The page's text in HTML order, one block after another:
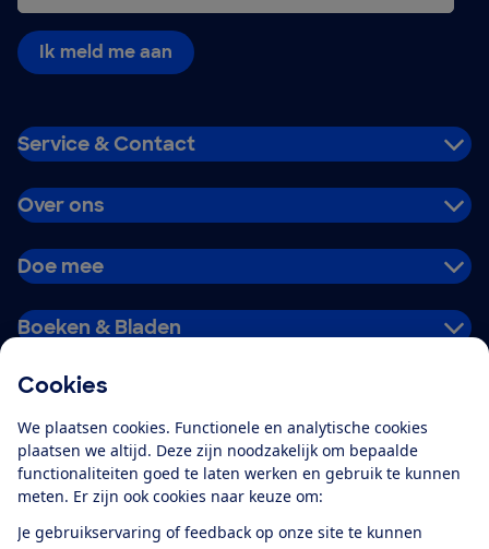
Cookies
We plaatsen cookies. Functionele en analytische cookies
plaatsen we altijd. Deze zijn noodzakelijk om bepaalde
functionaliteiten goed te laten werken en gebruik te kunnen
meten. Er zijn ook cookies naar keuze om:
Je gebruikservaring of feedback op onze site te kunnen
Ik meld me aan
Service & Contact
Over ons
Doe mee
Boeken & Bladen
Alles over de
app